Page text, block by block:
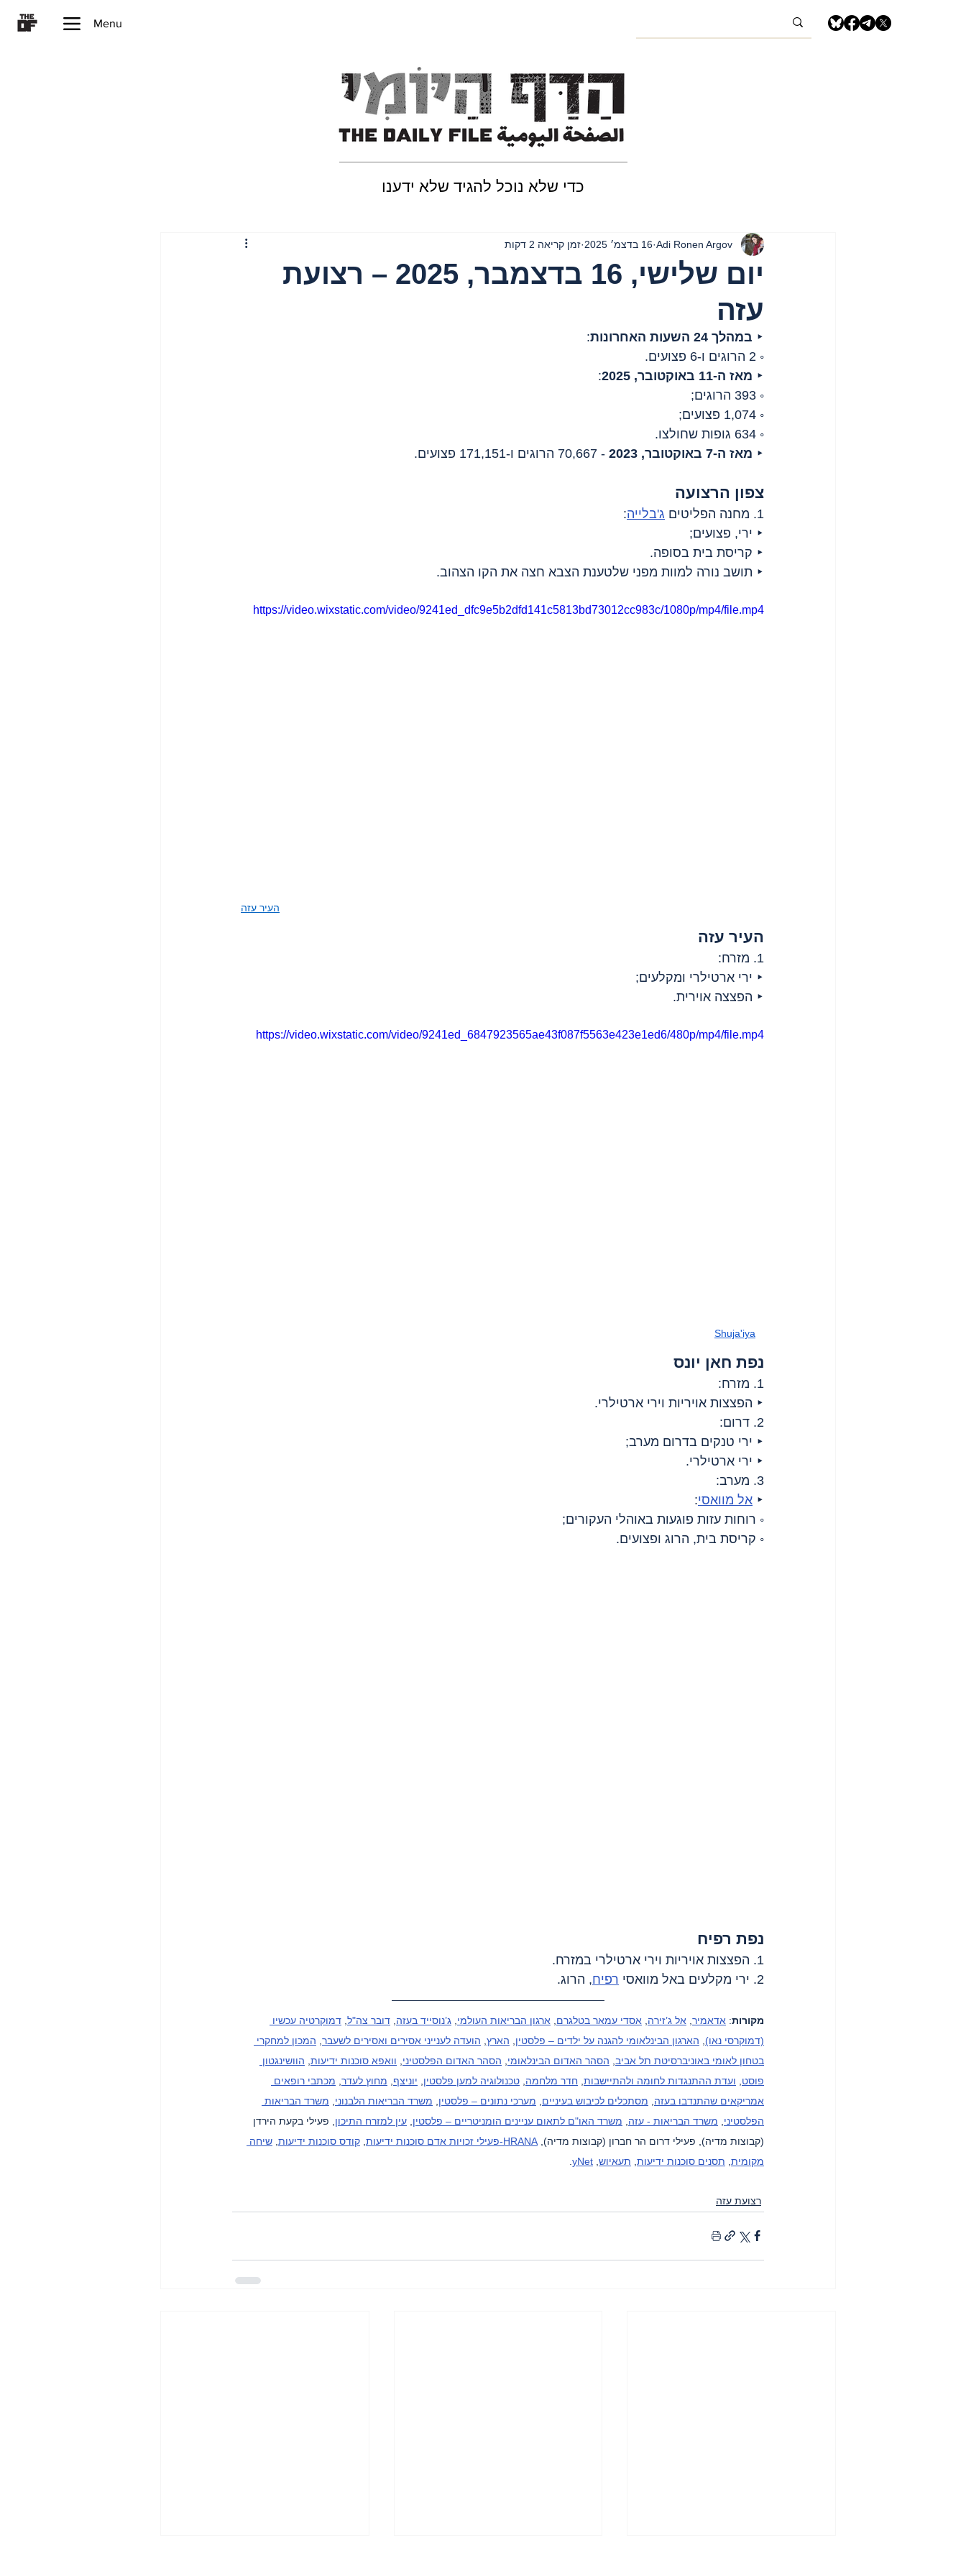
Menu
כדי שלא נוכל להגיד שלא ידענו
יום שלישי, 16 בדצמבר, 2025 – רצועת
עזה
Adi Ronen Argov 16 בדצמ׳ 2025 זמן קריאה 2 דקות
‣ במהלך 24 השעות האחרונות
:
◦ 2 הרוגים ו-6 פצועים.
‣ מאז ה-11 באוקטובר, 2025
:
◦ 393 הרוגים;
◦ 1,074 פצועים;
◦ 634 גופות שחולצו.
‣ מאז ה-7 באוקטובר, 2023 - 70,667 הרוגים ו-171,151 פצועים.
צפון הרצועה
1. מחנה הפליטים ג'בלייה:
‣ ירי, פצועים;
‣ קריסת בית בסופה.
‣ תושב נורה למוות מפני שלטענת הצבא חצה את הקו הצהוב.
https://video.wixstatic.com/video/9241ed_dfc9e5b2dfd141c5813bd73012cc983c/1080p/mp4/file.mp4
העיר עזה
העיר עזה
1. מזרח:
‣ ירי ארטילרי ומקלעים;
‣ הפצצה אוירית.
https://video.wixstatic.com/video/9241ed_6847923565ae43f087f5563e423e1ed6/480p/mp4/file.mp4
Shuja'iya
נפת חאן יונס
1. מזרח:
‣ הפצצות אויריות וירי ארטילרי.
2. דרום:
‣ ירי טנקים בדרום מערב;
‣ ירי ארטילרי.
3. מערב:
‣ אל מוואסי:
◦ רוחות עזות פוגעות באוהלי העקורים;
◦ קריסת בית, הרוג ופצועים.
נפת רפיח
1. הפצצות אויריות וירי ארטילרי במזרח.
2. ירי מקלעים באל מוואסי
רפיח, הרוג.
מקורות: אדאמיר אל ג’זירה אסדי עמאר בטלגרם ארגון הבריאות העולמי ג’נוסייד בעזה דובר צה"ל דמוקרטיה עכשיו
(דמוקרסי נאו)
הארגון הבינלאומי להגנה על ילדים – פלסטין הארץ הועדה לענייני אסירים ואסירים לשעבר המכון למחקרי
בטחון לאומי באוניברסיטת תל אביב הסהר האדום הבינלאומי הסהר האדום הפלסטיני וואפא סוכנות ידיעות הוושינגטון
פוסט
ועדת ההתנגדות לחומה ולהתיישבות חדר מלחמה טכנולוגיה למען פלסטין יוניצף מחוץ לעדר מכתבי רופאים
אמריקאים שהתנדבו בעזה
מסתכלים לכיבוש בעיניים מערכי נתונים – פלסטין משרד הבריאות הלבנוני
משרד הבריאות
הפלסטיני
משרד הבריאות - עזה משרד האו"ם לתאום עניינים הומניטריים – פלסטין עין למזרח התיכון , פעילי בקעת הירדן
(קבוצות מדיה), פעילי דרום הר חברון (קבוצות מדיה), HRANA-פעילי זכויות אדם סוכנות ידיעות קודס סוכנות ידיעות שיחה
מקומית תסנים סוכנות ידיעות תעאיוש yNet
רצועת עזה